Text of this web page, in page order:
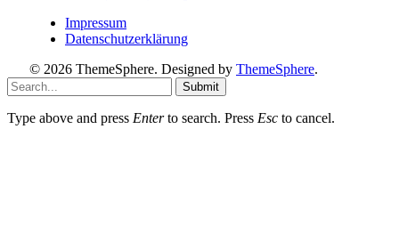
Impressum
Datenschutzerklärung
© 2026 ThemeSphere. Designed by ThemeSphere.
Submit
Type above and press Enterto search. Press Esc to cancel.